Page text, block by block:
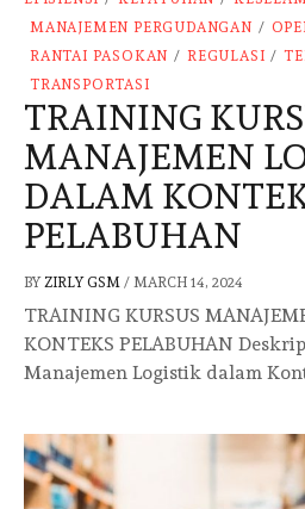
MANAJEMEN PERGUDANGAN /
RANTAI PASOKAN / REGULASI /
TRANSPORTASI
TRAINING
MANAJEMEN
DALAM
PELABUHAN
BY ZIRLY GSM / MARCH 14, 2024
TRAINING KURSUS
KONTEKS PELABUHAN
Manajemen Logistik dalam